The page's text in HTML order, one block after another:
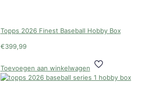
Topps 2026 Finest Baseball Hobby Box
€399,99
Toevoegen aan winkelwagen